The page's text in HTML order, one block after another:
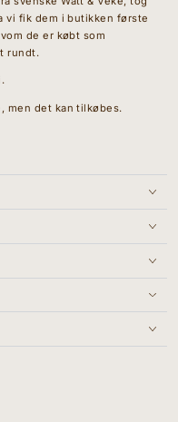
vi fik dem i butikken første
de er købt som
rundt.
men det kan tilkøbes.